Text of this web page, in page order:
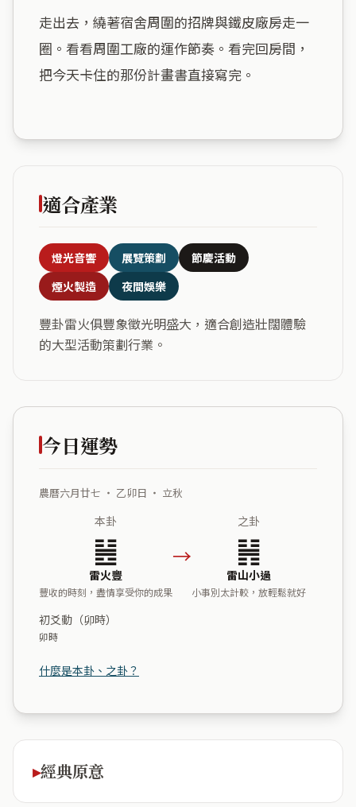
走出去，繞著宿舍周圍的招牌與鐵皮廠房走一
圈。看看周圍工廠的運作節奏。看完回房間，
把今天卡住的那份計畫書直接寫完。
適合產業
燈光音響 展覽策劃
節慶活動
煙火製造
夜間娛樂
豐卦雷火俱豐象徵光明盛大，適合創造壯闊體驗
的大型活動策劃行業。
今日運勢
農曆六月廿七 ・ 乙卯日 ・ 立秋
本卦
䷶
雷火豐
豐收的時刻，盡情享受你的成果
→
之卦
䷽
雷山小過
小事別太計較，放輕鬆就好
初爻動（卯時）
卯時
什麼是本卦、之卦？
經典原意